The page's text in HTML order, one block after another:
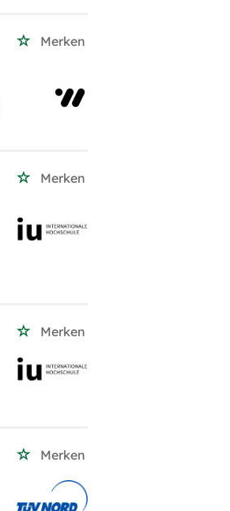
Merken
Merken
Merken
Merken